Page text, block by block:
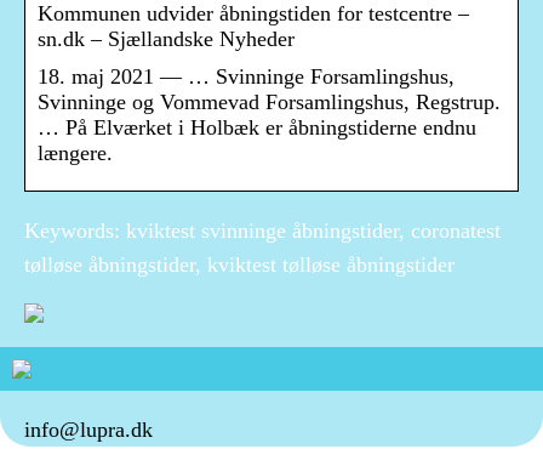
Kommunen udvider åbningstiden for testcentre –
sn.dk – Sjællandske Nyheder
18. maj 2021 — … Svinninge Forsamlingshus,
Svinninge og Vommevad Forsamlingshus, Regstrup.
… På Elværket i Holbæk er åbningstiderne endnu
længere.
Keywords: kviktest svinninge åbningstider, coronatest
tølløse åbningstider, kviktest tølløse åbningstider
info@lupra.dk